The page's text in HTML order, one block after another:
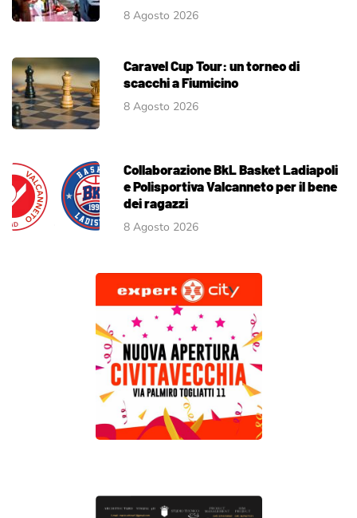
8 Agosto 2026
Caravel Cup Tour: un torneo di
scacchi a Fiumicino
8 Agosto 2026
Collaborazione BkL Basket Ladiapoli
e Polisportiva Valcanneto per il bene
dei ragazzi
8 Agosto 2026